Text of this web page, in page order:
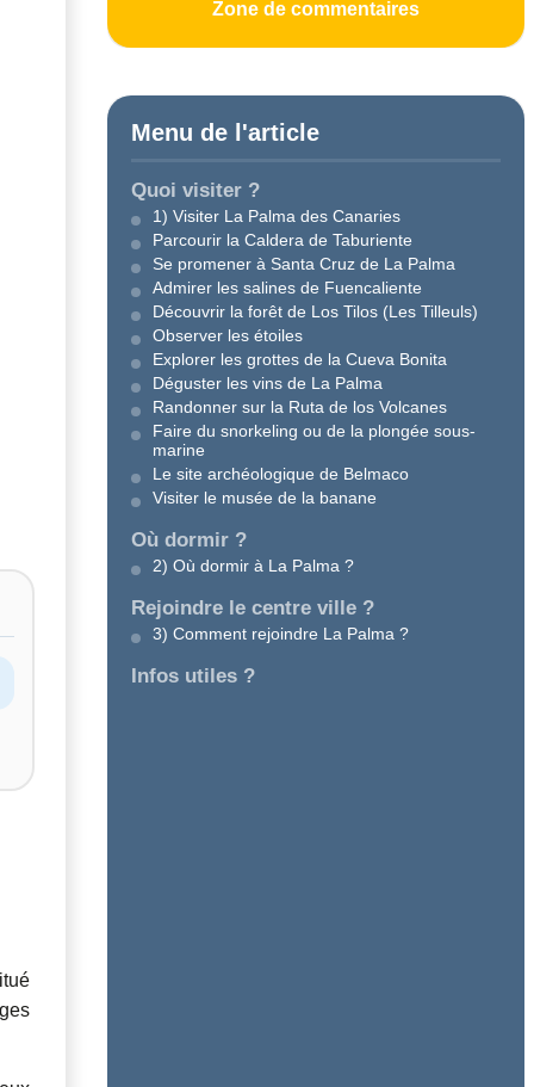
Zone de commentaires
Menu de l'article
Quoi visiter ?
1) Visiter La Palma des Canaries
Parcourir la Caldera de Taburiente
Se promener à Santa Cruz de La Palma
Admirer les salines de Fuencaliente
Découvrir la forêt de Los Tilos (Les Tilleuls)
Observer les étoiles
Explorer les grottes de la Cueva Bonita
Déguster les vins de La Palma
Randonner sur la Ruta de los Volcanes
Faire du snorkeling ou de la plongée sous-
marine
Le site archéologique de Belmaco
Visiter le musée de la banane
Où dormir ?
2) Où dormir à La Palma ?
Rejoindre le centre ville ?
3) Comment rejoindre La Palma ?
Infos utiles ?